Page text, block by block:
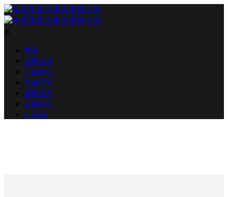
✕
首页
品牌介绍
产品中心
案例赏析
联络信息
定制中心
English